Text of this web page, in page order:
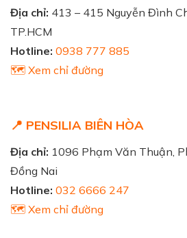
Địa chỉ: 413 – 415 Nguyễn Đình
TP.HCM
Hotline: 0938 777 885
🗺️ Xem chỉ đường
📍 PENSILIA BIÊN HÒA
Địa chỉ: 1096 Phạm Văn Thuận,
Đồng Nai
Hotline: 032 6666 247
🗺️ Xem chỉ đường